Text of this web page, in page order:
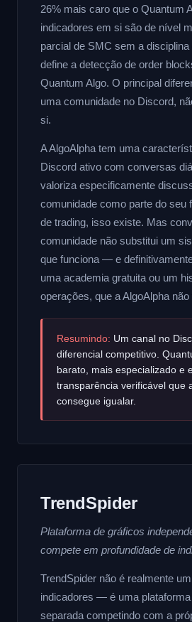
26% mais caro que o Quantum
indicadores em si são de nível
parcial de SMC sem a
define a detecção de order
Quantum Algo. O principal
uma comunidade no Discord,
si.
A AlgoAlpha tem uma
Discord ativo com conversas
valoriza especificamente
comunidade como parte do seu
de trading, isso existe. Mas
comunidade não substitui um
que funciona — e
uma academia gratuita ou um
operações, que a AlgoAlpha não
Resumindo: Um canal no
diferencial competitivo.
barato, mais especializado e
transparência verificável que
consegue igualar.
TrendSpider
Plataforma de gráficos
compete em profundidade de
TrendSpider não é realmente
indicadores — é uma
separada competindo com a